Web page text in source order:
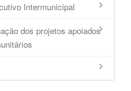
Intermunicipal
dos projetos apoiados